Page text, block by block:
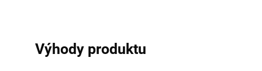
Výhody produktu